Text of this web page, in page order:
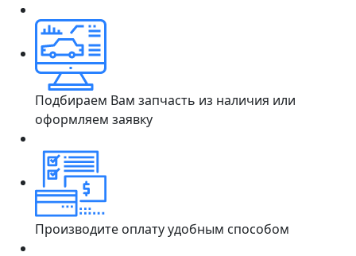
Подбираем Вам запчасть из наличия или
оформляем заявку
Производите оплату удобным способом